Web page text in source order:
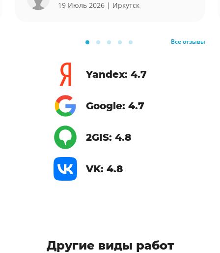
19 Июль 2026 | Иркутск
Все отзывы
Yandex: 4.7
Google: 4.7
2GIS: 4.8
VK: 4.8
Другие виды работ